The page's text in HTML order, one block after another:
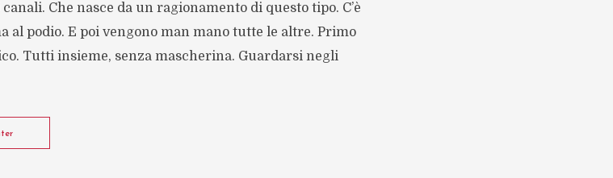
Che nasce da un ragionamento di questo tipo. C’è
al podio. E poi vengono man mano tutte le altre. Primo
Tutti insieme, senza mascherina. Guardarsi negli